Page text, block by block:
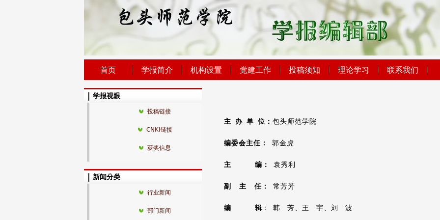
主 办 单 位： 包头师范学院
编委会主任 ： 郭金虎
主 编： 袁秀利
副 主 任： 常芳芳
编 辑 ： 韩 芳、王 宇、刘 波
首页 学报简介 机构设置 党建工作 投稿须知 理论学习 联系我们
学报视眼
投稿链接
CNKI链接
获奖信息
新闻分类
行业新闻
部门新闻